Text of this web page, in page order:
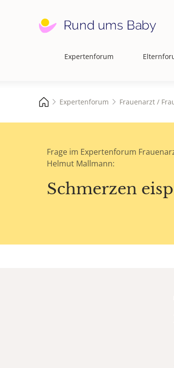
Hauptnavigation
Expertenforum
Expertenforum Frauenarzt /
Frage im Expertenforum
Helmut Mallmann:
Schmerzen